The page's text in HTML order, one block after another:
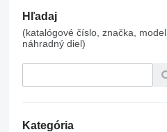
Hľadaj
(katalógové číslo, značka, model,
náhradný diel)
Kategória